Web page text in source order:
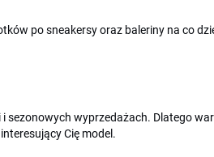
po sneakersy oraz baleriny na co
sezonowych wyprzedażach. Dlatego
Cię model.